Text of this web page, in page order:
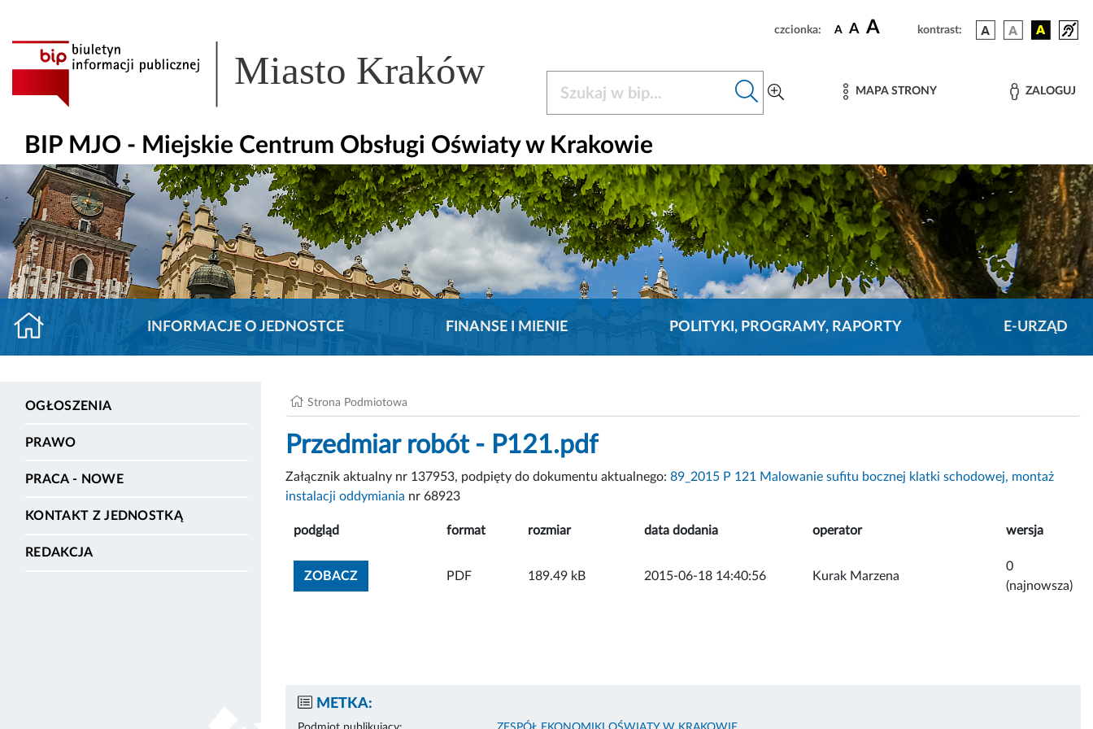
czcionka: A A A kontrast:
Miasto Kraków MAPA STRONY ZALOGUJ
BIP MJO - Miejskie Centrum Obsługi Oświaty w Krakowie
INFORMACJE O JEDNOSTCE FINANSE I MIENIE POLITYKI, PROGRAMY, RAPORTY E-URZĄD
OGŁOSZENIA
PRAWO
PRACA - NOWE
KONTAKT Z JEDNOSTKĄ
REDAKCJA
Strona Podmiotowa
Przedmiar robót - P121.pdf
Załącznik aktualny nr 137953, podpięty do dokumentu aktualnego: 89_2015 P 121 Malowanie sufitu bocznej klatki schodowej, montaż
instalacji oddymiania nr 68923
podgląd format rozmiar data dodania operator wersja
ZOBACZZOBACZ ZAŁĄCZNIK
PDF 189.49 kB 2015-06-18 14:40:56 Kurak Marzena
0
(najnowsza)
METKA: